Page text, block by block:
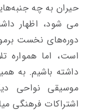
حیران به چه
می شود، اظهار
دوره‌های نخست
است، اما همواره
داشته باشیم. به
موسیقی نواحی
اشتراکات فرهنگی